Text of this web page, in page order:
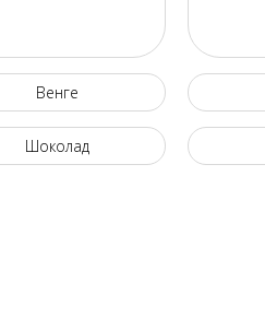
Венге
Шоколад